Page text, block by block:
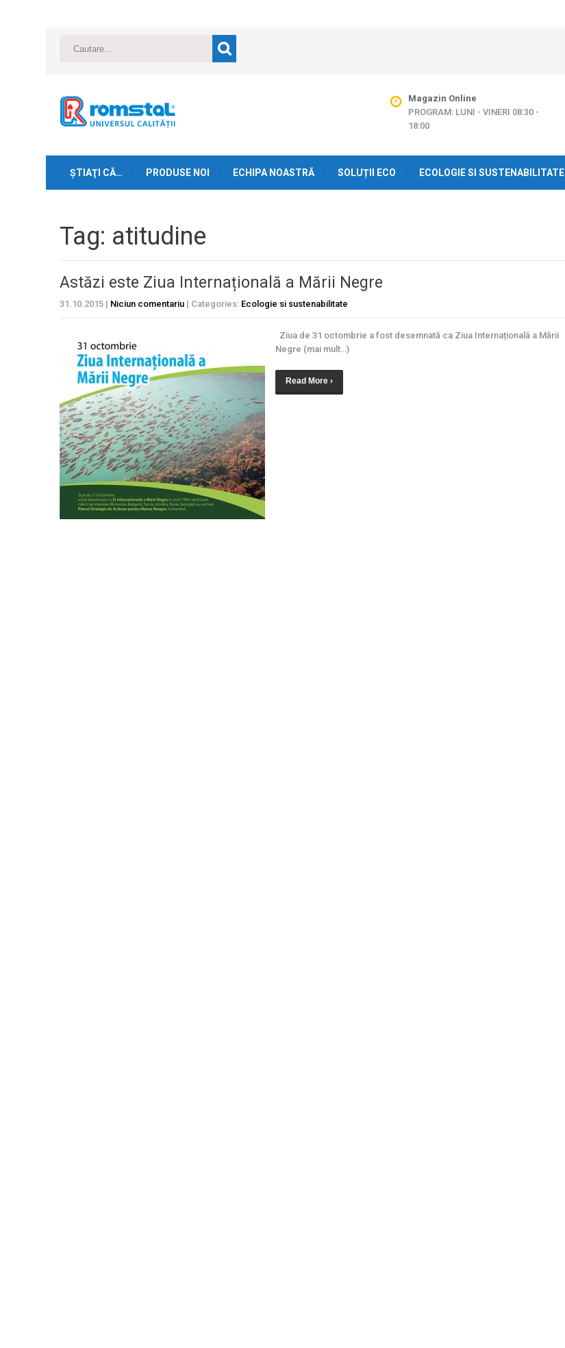
Magazin Online
PROGRAM: LUNI - VINERI 08:30 -
18:00
ŞTIAŢI CĂ… PRODUSE NOI ECHIPA NOASTRĂ SOLUȚII ECO ECOLOGIE SI SUSTENABILITATE
Tag: atitudine
Astăzi este Ziua Internațională a Mării Negre
31.10.2015 | Niciun comentariu | Categories: Ecologie si sustenabilitate
Ziua de 31 octombrie a fost desemnată ca Ziua Internațională a Mării
Negre (mai mult…)
Read More ›